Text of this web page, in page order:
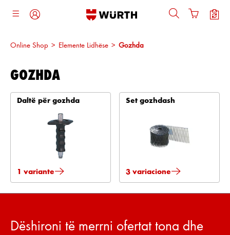
kryesore
Online Shop > Elemente Lidhëse > Gozhda
GOZHDA
Daltë për gozhda
1 variante
Set gozhdash
3 variacione
Dëshironi të merrni ofertat tona dhe